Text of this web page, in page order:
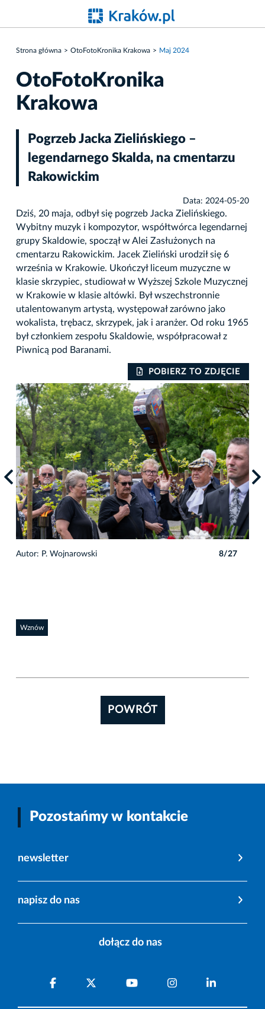
Strona główna OtoFotoKronika Krakowa Maj 2024
OtoFotoKronika
Krakowa
Pogrzeb Jacka Zielińskiego –
legendarnego Skalda, na cmentarzu
Rakowickim
Data: 2024-05-20
Dziś, 20 maja, odbył się pogrzeb Jacka Zielińskiego.
Wybitny muzyk i kompozytor, współtwórca legendarnej
grupy Skaldowie, spoczął w Alei Zasłużonych na
cmentarzu Rakowickim. Jacek Zieliński urodził się 6
września w Krakowie. Ukończył liceum muzyczne w
klasie skrzypiec, studiował w Wyższej Szkole Muzycznej
w Krakowie w klasie altówki. Był wszechstronnie
utalentowanym artystą, występował zarówno jako
wokalista, trębacz, skrzypek, jak i aranżer. Od roku 1965
był członkiem zespołu Skaldowie, współpracował z
Piwnicą pod Baranami.
POBIERZ TO ZDJĘCIE
Autor: P. Wojnarowski 8/27
Wznów
POWRÓT
Pozostańmy w kontakcie
newsletter
napisz do nas
dołącz do nas